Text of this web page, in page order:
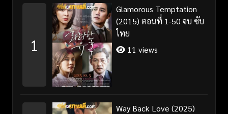
1
Glamorous Temptation
(2015) ตอนที่ 1-50 จบ ซับ
ไทย
11 views
Way Back Love (2025)